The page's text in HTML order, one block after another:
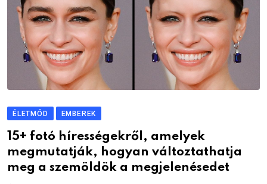
ÉLETMÓD EMBEREK
15+ fotó hírességekről, amelyek
megmutatják, hogyan változtathatja
meg a szemöldök a megjelenésedet